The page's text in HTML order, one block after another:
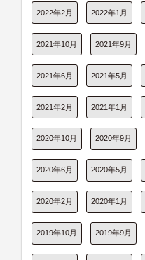
2022年2月 2022年1月
2021年10月 2021年9月
2021年6月 2021年5月
2021年2月 2021年1月
2020年10月 2020年9月
2020年6月 2020年5月
2020年2月 2020年1月
2019年10月 2019年9月